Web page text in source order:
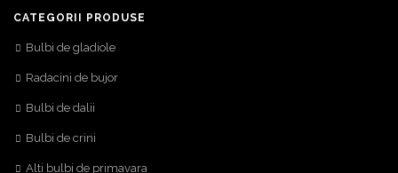
CATEGORII PRODUSE
Bulbi de gladiole
Radacini de bujor
Bulbi de dalii
Bulbi de crini
Alti bulbi de primavara